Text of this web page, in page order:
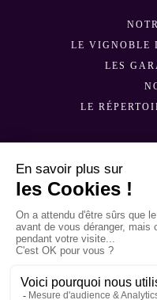
LE VIGNOBLE
LES
LE